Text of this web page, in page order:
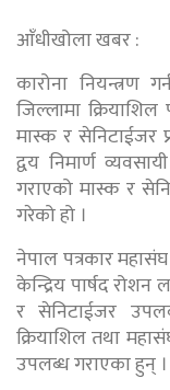
आँधीखोला खबर :
कारोना नियन्त्रण
जिल्लामा
मास्क र सेनिटाईजर
द्वय निमार्ण
गराएको मास्क र
गरेको हो ।
नेपाल पत्रकार
केन्द्रिय पार्षद
र सेनिटाईजर
क्रियाशिल तथा
उपलब्ध गराएका हुन् ।